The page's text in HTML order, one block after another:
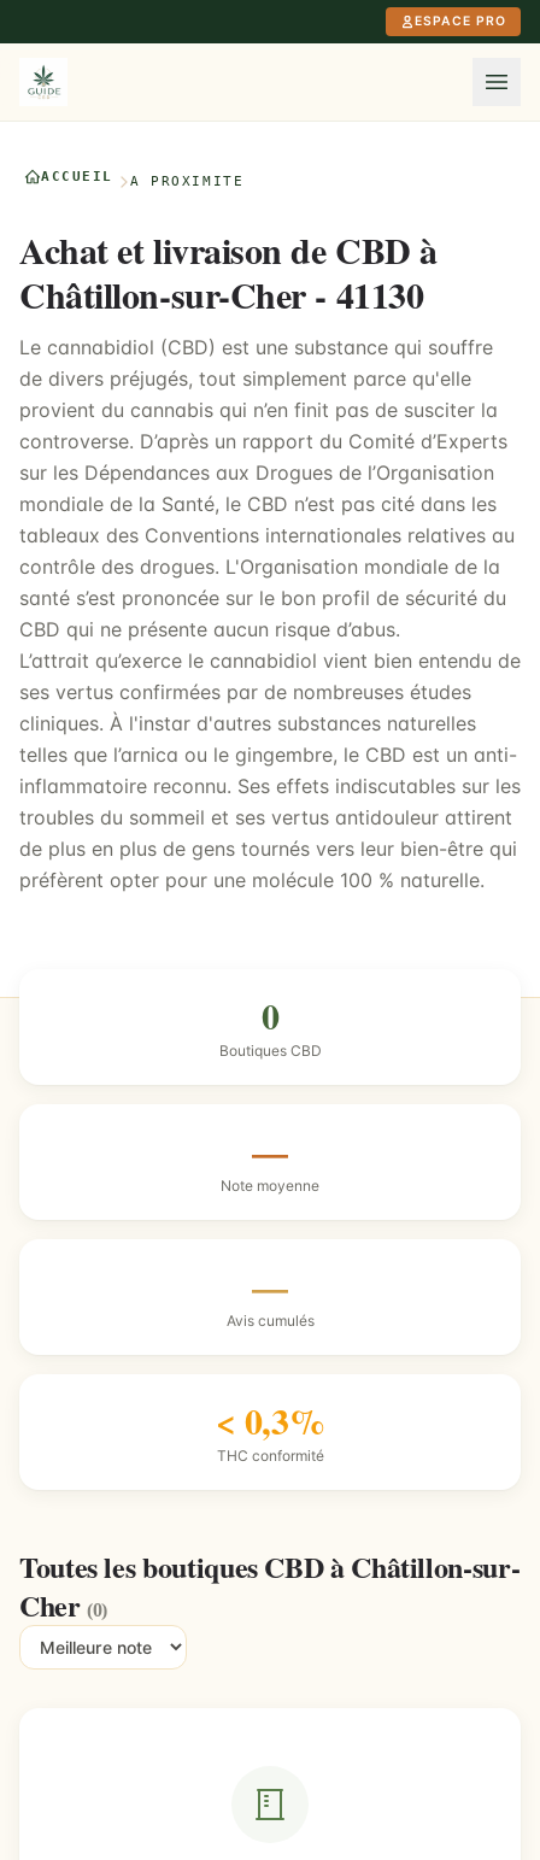
ESPACE PRO
ACCUEIL À PROXIMITÉ
Achat et livraison de CBD à
Châtillon-sur-Cher - 41130
Le cannabidiol (CBD) est une substance qui souffre
de divers préjugés, tout simplement parce qu'elle
provient du cannabis qui n’en finit pas de susciter la
controverse. D’après un rapport du Comité d’Experts
sur les Dépendances aux Drogues de l’Organisation
mondiale de la Santé, le CBD n’est pas cité dans les
tableaux des Conventions internationales relatives au
contrôle des drogues. L'Organisation mondiale de la
santé s’est prononcée sur le bon profil de sécurité du
CBD qui ne présente aucun risque d’abus.
L’attrait qu’exerce le cannabidiol vient bien entendu de
ses vertus confirmées par de nombreuses études
cliniques. À l'instar d'autres substances naturelles
telles que l’arnica ou le gingembre, le CBD est un anti-
inflammatoire reconnu. Ses effets indiscutables sur les
troubles du sommeil et ses vertus antidouleur attirent
de plus en plus de gens tournés vers leur bien-être qui
préfèrent opter pour une molécule 100 % naturelle.
0
Boutiques CBD
—
Note moyenne
—
Avis cumulés
< 0,3%
THC conformité
Toutes les boutiques CBD à Châtillon-sur-
Cher(0)